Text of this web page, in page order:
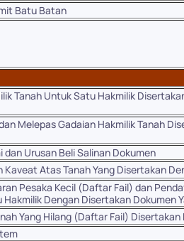
Batu Batan
Tanah Untuk Satu Hakmilik
Melepas Gadaian Hakmilik Tanah
Urusan Beli Salinan Dokumen
Atas Tanah Yang Disertakan
Pesaka Kecil (Daftar Fail) dan
Hakmilik Dengan Disertakan Dokumen
Yang Hilang (Daftar Fail)